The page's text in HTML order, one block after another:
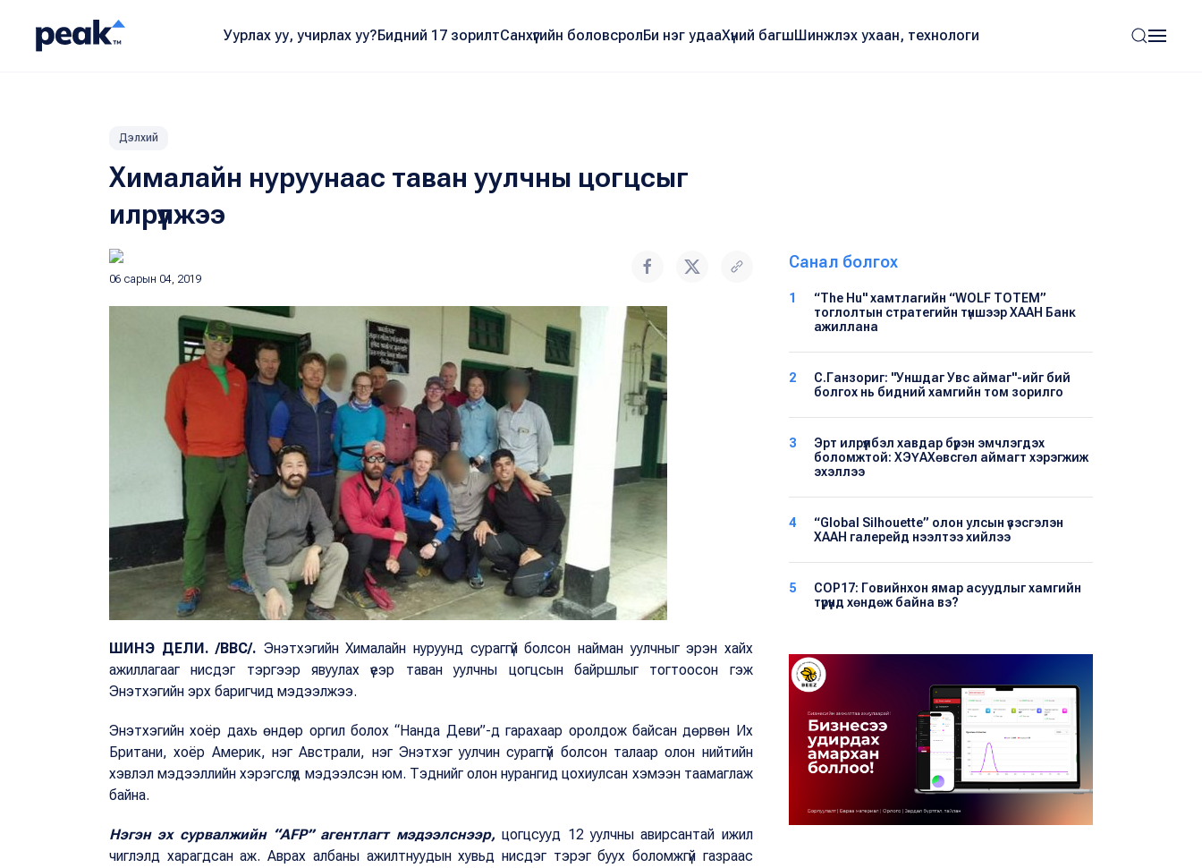
Уурлах уу, учирлах уу?Бидний 17 зорилтСанхүүгийн боловсролБи нэг удааХүний багшШинжлэх ухаан, технологи
Дэлхий
Хималайн нуруунаас таван уулчны цогцсыг
илрүүлжээ
06 сарын 04, 2019
ШИНЭ ДЕЛИ./BBC/. Энэтхэгийн Хималайн нуруунд сураггүй болсон найман уулчныг эрэн хайх
ажиллагааг нисдэг тэргээр явуулах үеэр таван уулчны цогцсын байршлыг тогтоосон гэж
Энэтхэгийн эрх баригчид мэдээлжээ.
Энэтхэгийн хоёр дахь өндөр оргил болох “Нанда Деви”-д гарахаар оролдож байсан дөрвөн Их
Британи, хоёр Америк, нэг Австрали, нэг Энэтхэг уулчин сураггүй болсон талаар олон нийтийн
хэвлэл мэдээллийн хэрэгслүүд мэдээлсэн юм. Тэднийг олон нурангид цохиулсан хэмээн таамаглаж
байна.
Нэгэн эх сурвалжийн “AFP” агентлагт мэдээлснээр, цогцсууд 12 уулчны авирсантай ижил
чиглэлд харагдсан аж. Аврах албаны ажилтнуудын хувьд нисдэг тэрэг буух боломжгүй газраас
Санал болгох
1
“The Hu" хамтлагийн “WOLF TOTEM”
тоглолтын стратегийн түншээр ХААН Банк
ажиллана
2
С.Ганзориг: "Уншдаг Увс аймаг"-ийг бий
болгох нь бидний хамгийн том зорилго
3
Эрт илрүүлбэл хавдар бүрэн эмчлэгдэх
боломжтой: ХЭҮА​Хөвсгөл аймагт хэрэгжиж
эхэллээ
4
“Global Silhouette” олон улсын үзэсгэлэн
ХААН галерейд нээлтээ хийлээ
5
COP17: Говийнхон ямар асуудлыг хамгийн
түрүүнд хөндөж байна вэ?